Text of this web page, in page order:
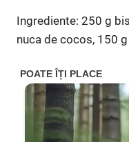
Ingrediente: 250 g
nuca de cocos, 150